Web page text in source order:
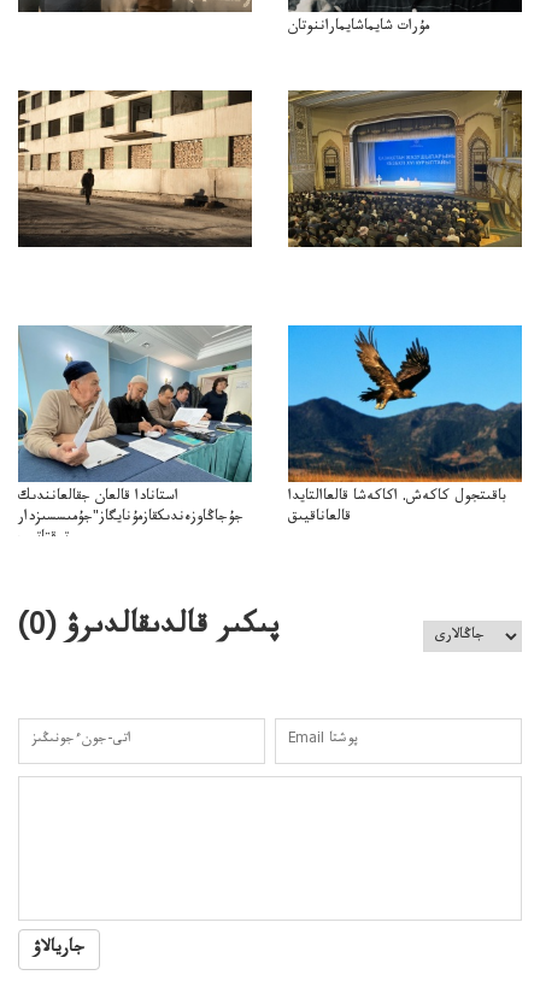
مۇرات شايماشايماراننوتان
استانادا قالعان جقالعانندىك
جۇجاڭاوزەندىكقازمۇنايگاز"جۇمىسسىزدار
توقتاتىپ
باقىتجول كاكەش. اكاكەشا قالعاالتايدا
قالعاناقيىق
پىكىر قالدىقالدىرۋ (0
)
جاريالاۋ